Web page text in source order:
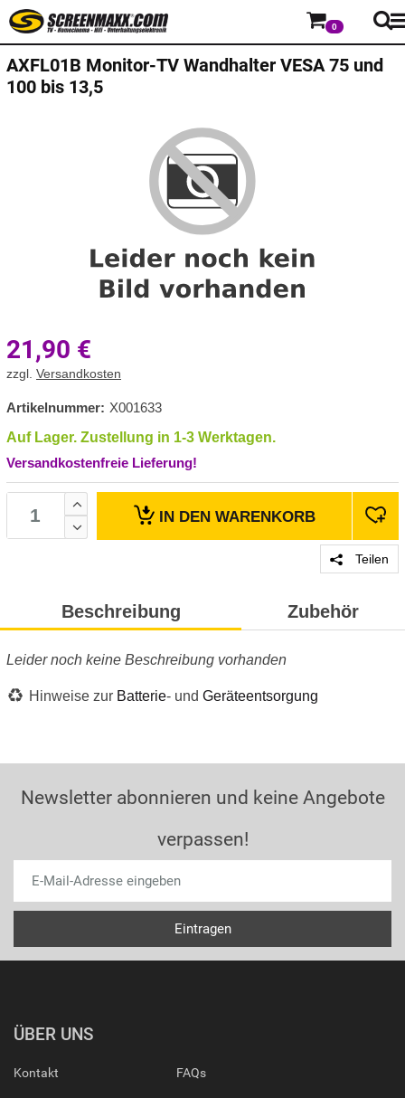
0
AXFL01B Monitor-TV Wandhalter VESA 75 und
100 bis 13,5
21,90 €
zzgl. Versandkosten
Artikelnummer: X001633
Auf Lager. Zustellung in 1-3 Werktagen.
Versandkostenfreie Lieferung!
IN DEN WARENKORB
Teilen
Beschreibung Zubehör
Leider noch keine Beschreibung vorhanden
Hinweise zur Batterie- und Geräteentsorgung
Newsletter abonnieren und keine Angebote
verpassen!
ÜBER UNS
Kontakt FAQs